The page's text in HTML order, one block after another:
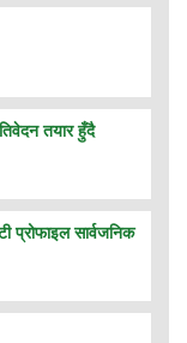
तयार हुँदै
प्रोफाइल सार्वजनिक